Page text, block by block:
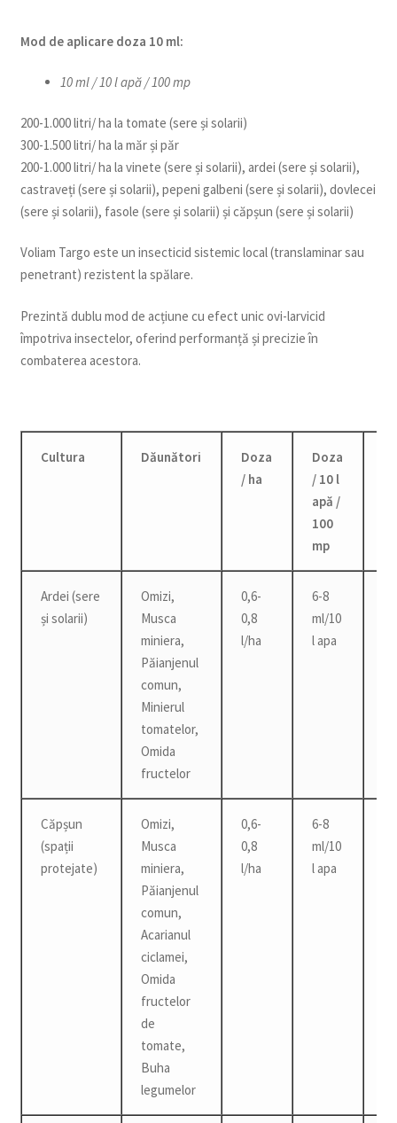
Mod de aplicare doza 10 ml:
10 ml / 10 l apă / 100 mp
200-1.000 litri/ ha la tomate (sere și solarii)
300-1.500 litri/ ha la măr și păr
200-1.000 litri/ ha la vinete (sere și solarii), ardei (sere și solarii),
castraveți (sere și solarii), pepeni galbeni (sere și solarii), dovlecei
(sere și solarii), fasole (sere și solarii) și căpșun (sere și solarii)
Voliam Targo este un insecticid sistemic local (translaminar sau
penetrant) rezistent la spălare.
Prezintă dublu mod de acțiune cu efect unic ovi-larvicid
împotriva insectelor, oferind performanță și precizie în
combaterea acestora.
Cultura Dăunători
Doza
/ ha
Doza
/ 10 l
apă /
100
mp
Ardei (sere
și solarii)
Omizi,
Musca
miniera,
Păianjenul
comun,
Minierul
tomatelor,
Omida
fructelor
0,6-
0,8
l/ha
6-8
ml/10
l apa
Căpșun
(spații
protejate)
Omizi,
Musca
miniera,
Păianjenul
comun,
Acarianul
ciclamei,
Omida
fructelor
de
tomate,
Buha
legumelor
0,6-
0,8
l/ha
6-8
ml/10
l apa